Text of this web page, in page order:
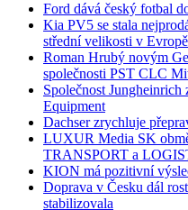
Ford dává český fotbal
Kia PV5 se stala
střední velikosti v Evropě
Roman Hrubý novým
společnosti PST CLC
Společnost
Equipment
Dachser zrychluje
LUXUR Media SK
TRANSPORT a
KION má pozitivní
Doprava v Česku dál
stabilizovala